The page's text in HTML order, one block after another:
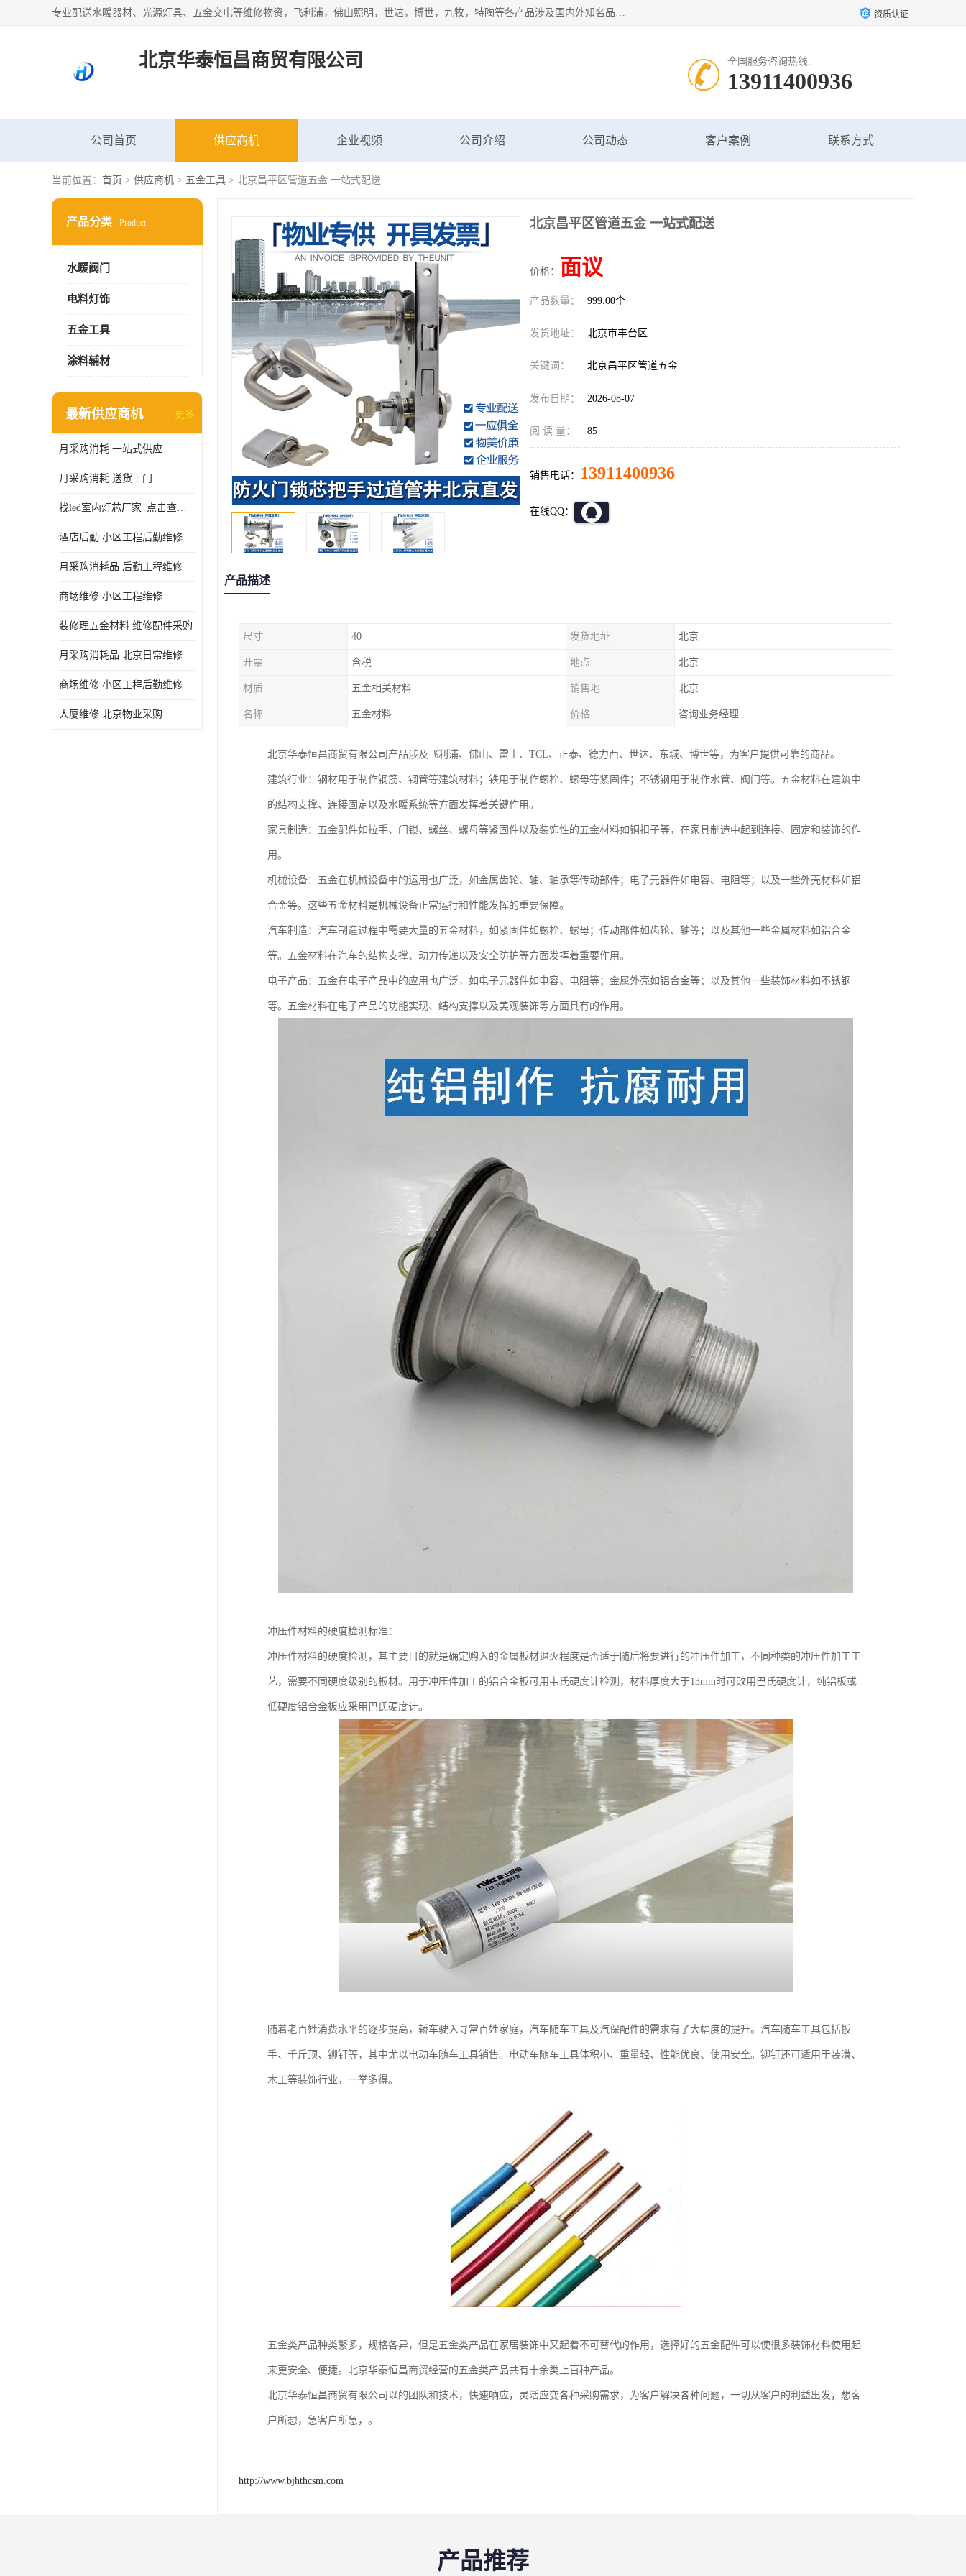
专业配送水暖器材、光源灯具、五金交电等维修物资，飞利浦，佛山照明，世达，博世，九牧，特陶等各产品涉及国内外知名品牌。公司专注与物业、学校、酒店、工厂等单位合作，提供一站式配送服务，降低客户综合成本。依托电子商务改变传统模式，以专业的团队为客户提供24H物资配送到达，货到月结、统一开票，便捷退换等服务，提高了企业的运营效率。 资质认证
北京华泰恒昌商贸有限公司 全国服务咨询热线:
13911400936
公司首页 供应商机 企业视频 公司介绍 公司动态 客户案例 联系方式
当前位置： 首页 > 供应商机 > 五金工具 > 北京昌平区管道五金 一站式配送
产品分类 Product
水暖阀门
电料灯饰
五金工具
涂料辅材
最新供应商机 更多
月采购消耗 一站式供应
月采购消耗 送货上门
找led室内灯芯厂家_点击查看更多
酒店后勤 小区工程后勤维修
月采购消耗品 后勤工程维修
商场维修 小区工程维修
装修理五金材料 维修配件采购
月采购消耗品 北京日常维修
商场维修 小区工程后勤维修
大厦维修 北京物业采购
北京昌平区管道五金 一站式配送
价格： 面议
产品数量： 999.00个
发货地址： 北京市丰台区
关键词： 北京昌平区管道五金
发布日期： 2026-08-07
阅 读 量： 85
销售电话： 13911400936
在线QQ：
产品描述
尺寸 40 发货地址 北京
开票 含税 地点 北京
材质 五金相关材料 销售地 北京
名称 五金材料 价格 咨询业务经理
北京华泰恒昌商贸有限公司产品涉及飞利浦、佛山、雷士、TCL、正泰、德力西、世达、东城、博世等，为客户提供可靠的商品。
建筑行业：钢材用于制作钢筋、钢管等建筑材料；铁用于制作螺栓、螺母等紧固件；不锈钢用于制作水管、阀门等。五金材料在建筑中
的结构支撑、连接固定以及水暖系统等方面发挥着关键作用。
家具制造：五金配件如拉手、门锁、螺丝、螺母等紧固件以及装饰性的五金材料如铜扣子等，在家具制造中起到连接、固定和装饰的作
用。
机械设备：五金在机械设备中的运用也广泛，如金属齿轮、轴、轴承等传动部件；电子元器件如电容、电阻等；以及一些外壳材料如铝
合金等。这些五金材料是机械设备正常运行和性能发挥的重要保障。
汽车制造：汽车制造过程中需要大量的五金材料，如紧固件如螺栓、螺母；传动部件如齿轮、轴等；以及其他一些金属材料如铝合金
等。五金材料在汽车的结构支撑、动力传递以及安全防护等方面发挥着重要作用。
电子产品：五金在电子产品中的应用也广泛，如电子元器件如电容、电阻等；金属外壳如铝合金等；以及其他一些装饰材料如不锈钢
等。五金材料在电子产品的功能实现、结构支撑以及美观装饰等方面具有的作用。
冲压件材料的硬度检测标准：
冲压件材料的硬度检测，其主要目的就是确定购入的金属板材退火程度是否适于随后将要进行的冲压件加工，不同种类的冲压件加工工
艺，需要不同硬度级别的板材。用于冲压件加工的铝合金板可用韦氏硬度计检测，材料厚度大于13mm时可改用巴氏硬度计，纯铝板或
低硬度铝合金板应采用巴氏硬度计。
随着老百姓消费水平的逐步提高，轿车驶入寻常百姓家庭，汽车随车工具及汽保配件的需求有了大幅度的提升。汽车随车工具包括扳
手、千斤顶、铆钉等，其中尤以电动车随车工具销售。电动车随车工具体积小、重量轻、性能优良、使用安全。铆钉还可适用于装潢、
木工等装饰行业，一举多得。
五金类产品种类繁多，规格各异，但是五金类产品在家居装饰中又起着不可替代的作用，选择好的五金配件可以使很多装饰材料使用起
来更安全、便捷。北京华泰恒昌商贸经营的五金类产品共有十余类上百种产品。
北京华泰恒昌商贸有限公司以的团队和技术，快速响应，灵活应变各种采购需求，为客户解决各种问题，一切从客户的利益出发，想客
户所想，急客户所急，。
http://www.bjhthcsm.com
产品推荐